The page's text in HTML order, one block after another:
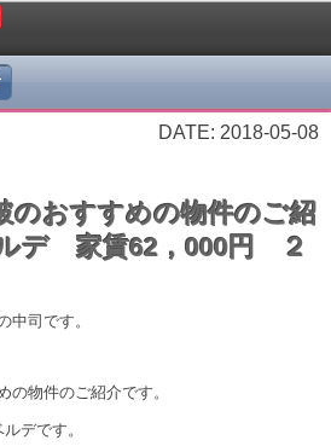
DATE: 2018-05-08
おすすめの物件のご紹
デ 家賃62，000円 ２
中司です。
物件のご紹介です。
デです。